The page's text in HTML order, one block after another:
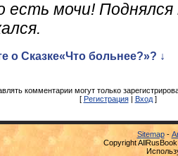
есть мочи!
о Сказке«Что больнее?»? ↓
комментарии могут только
[ Регистрация| Вход]
Sitemap-
Copyright